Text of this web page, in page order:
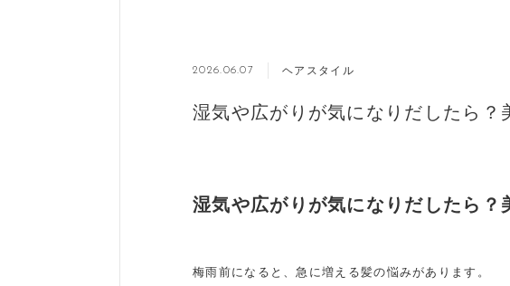
2026.06.07 ヘアスタイル
湿気や広がりが気になりだしたら？
湿気や広がりが気になりだしたら？
梅雨前になると、急に増える髪の悩みがあります。